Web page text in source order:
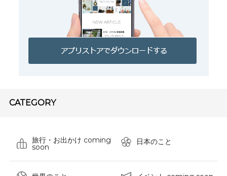
CATEGORY
旅行・お出かけ coming
soon
日本のこと